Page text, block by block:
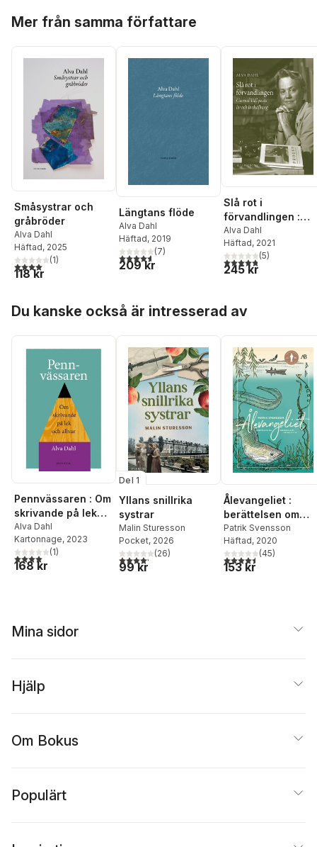
Mer från samma författare
Småsystrar och
gråbröder
Alva Dahl
Häftad, 2025
4,0utav 5 stjärnor. Totalt antal röster:
(1)
118 kr
Längtans flöde
Alva Dahl
Häftad, 2019
4,6utav 5 stjärnor. Totalt antal röster:
(7)
209 kr
Slå rot i
förvandlingen :
Gunnel Vallquists
liv och livshållning
Alva Dahl
Häftad, 2021
4,8utav 5 stjärnor.
(5)
245 kr
Du kanske också är intresserad av
Pennvässaren : Om
skrivande på lek
och allvar
Alva Dahl
Kartonnage, 2023
4,0utav 5 stjärnor. Totalt antal röster:
(1)
168 kr
Del 1
Yllans snillrika
systrar
Malin Sturesson
Pocket, 2026
4,2utav 5 stjärnor. Totalt antal röster:
(26)
99 kr
Ålevangeliet :
berättelsen om
världens mest
gåtfulla fisk
Patrik Svensson
Häftad, 2020
4,5utav 5 stjärnor.
(45)
153 kr
Mina sidor
Hjälp
Om Bokus
Populärt